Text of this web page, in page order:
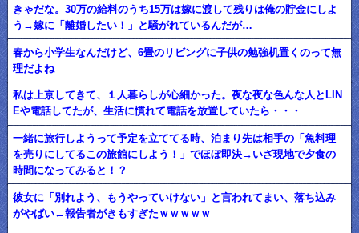
きゃだな。30万の給料のうち15万は嫁に渡して残りは俺の貯金にしよ
う→嫁に「離婚したい！」と騒がれているんだが…
春から小学生なんだけど、6畳のリビングに子供の勉強机置くのって無
理だよね
私は上京してきて、１人暮らしが心細かった。夜な夜な色んな人とLIN
Eや電話してたが、生活に慣れて電話を放置していたら・・・
一緒に旅行しようって予定を立ててる時、泊まり先は相手の「魚料理
を売りにしてるこの旅館にしよう！」でほぼ即決→いざ現地で夕食の
時間になってみると！？
彼女に「別れよう、もうやっていけない」と言われてまい、落ち込み
がやばい←報告者がきもすぎたｗｗｗｗｗ